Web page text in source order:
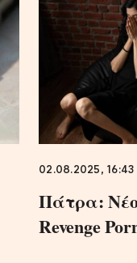
02.08.2025, 16:43
Πάτρα:
Revenge